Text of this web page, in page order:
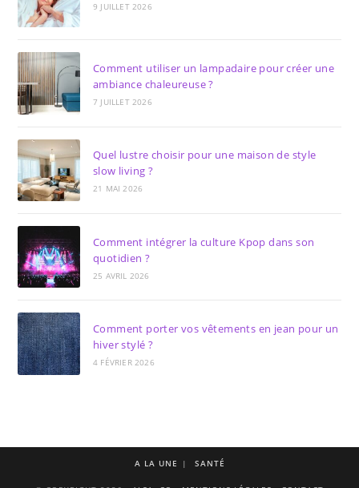
9 JUILLET 2026
Comment utiliser un lampadaire pour créer une
ambiance chaleureuse ?
7 JUILLET 2026
Quel lustre choisir pour une maison de style
slow living ?
21 MAI 2026
Comment intégrer la culture Kpop dans son
quotidien ?
25 AVRIL 2026
Comment porter vos vêtements en jean pour un
hiver stylé ?
4 FÉVRIER 2026
A LA UNE SANTÉ